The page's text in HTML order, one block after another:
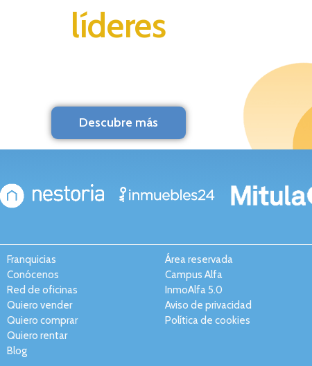
líderes
Descubre más
Franquicias
Conócenos
Red de oficinas
Quiero vender
Quiero comprar
Quiero rentar
Blog
Área reservada
Campus Alfa
InmoAlfa 5.0
Aviso de privacidad
Política de cookies